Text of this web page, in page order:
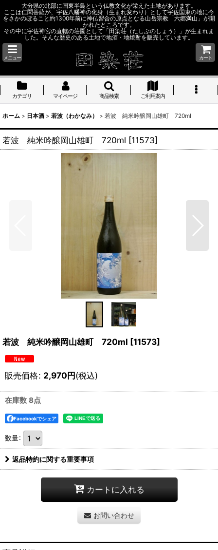
大分県の北部に国東半島という仏教文化が栄えた土地があります。
ここは仁聞菩薩が、宇佐八幡神の化身（生まれ変わり）として宇佐国東の地に今
をさかのぼること約1300年前に神仏習合の原点となる山岳宗教「六郷満山」が開
かれたところです。
その中に宇佐神宮の直轄の荘園として「田染荘（たしぶのしょう）」が生まれま
した。そんな歴史のある土地で地酒・地焼酎を販売しています。
メニュー カート
カテゴリ マイページ 商品検索 ご利用案内
ホーム > 日本酒 > 若波（わかなみ） > 若波 純米吟醸岡山雄町 720ml
若波 純米吟醸岡山雄町 720ml [11573]
若波 純米吟醸岡山雄町 720ml [11573]
販売価格: 2,970円(税込)
在庫数 8点
Facebookでシェア
数量:
返品特約に関する重要事項
カートに入れる
お問い合わせ